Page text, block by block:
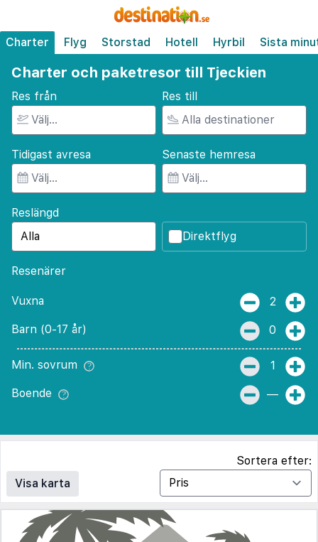
Charter Flyg Storstad Hotell Hyrbil Sista
Charter och paketresor till Tjeckien
Res från Res till
Tidigast avresa Senaste hemresa
Reslängd
Direktflyg
Resenärer
Vuxna 2
Barn (0-17 år) 0
Min. sovrum 1
Boende —
Visa karta
Sortera efter: